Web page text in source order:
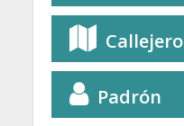
Callejero
Padrón